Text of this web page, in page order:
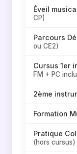
Éveil
CP)
Parcours
ou CE2)
Cursus 1er
FM + PC
2ème
Formation
Pratique
(hors cursus)